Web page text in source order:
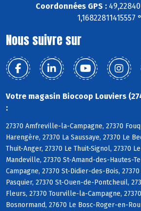
Coordonnées GPS :
1,16822811415557 °
Nous suivre sur
Votre magasin Biocoop Louviers
:
27370 Amfreville-la-Campagne, 27370
Harengère, 27370 La Saussaye, 27370 Le
Thuit-Anger, 27370 Le Thuit-Signol, 27370
Mandeville, 27370 St-Amand-des-Hautes-
Campagne, 27370 St-Didier-des-Bois,
Pasquier, 27370 St-Ouen-de-Pontcheuil,
Fleurs, 27370 Tourville-la-Campagne,
Bosnormand, 27670 Le Bosc-Roger-en-